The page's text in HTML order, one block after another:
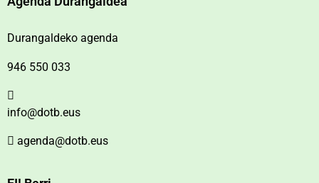
Durangaldeko agenda
946 550 033
info@dotb.eus
agenda@dotb.eus